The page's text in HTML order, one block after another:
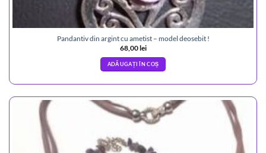
Pandantiv din argint cu ametist – model deosebit !
68,00lei
ADĂUGAȚI ÎN COȘ